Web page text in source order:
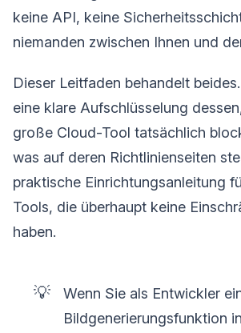
keine API, keine
niemanden zwischen Ihnen und
Dieser Leitfaden behandelt
eine klare Aufschlüsselung
große Cloud-Tool tatsächlich
was auf deren Richtlinienseiten
praktische Einrichtungsanleitung
Tools, die überhaupt keine
haben.
💡
Wenn Sie als Entwickler
Bildgenerierungsfunktion